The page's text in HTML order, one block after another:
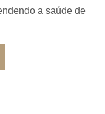
a saúde de